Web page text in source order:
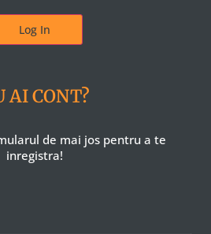
AI CONT?
de mai jos pentru a te
inregistra!